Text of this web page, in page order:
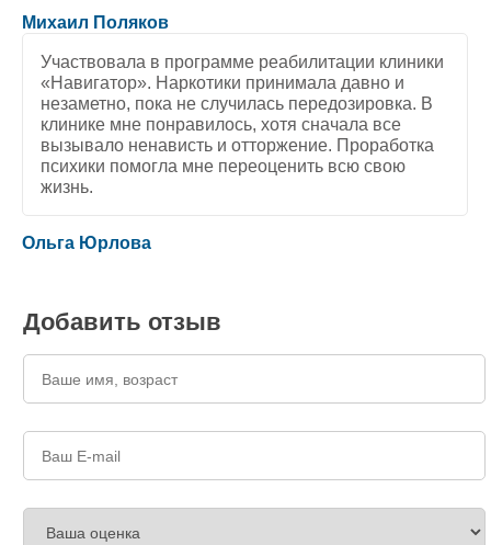
Михаил Поляков
Участвовала в программе реабилитации клиники
«Навигатор». Наркотики принимала давно и
незаметно, пока не случилась передозировка. В
клинике мне понравилось, хотя сначала все
вызывало ненависть и отторжение. Проработка
психики помогла мне переоценить всю свою
жизнь.
Ольга Юрлова
Добавить отзыв